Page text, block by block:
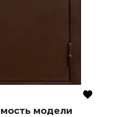
модели